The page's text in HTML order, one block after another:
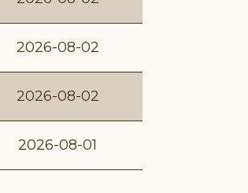
2026-08-02
2026-08-02
2026-08-01